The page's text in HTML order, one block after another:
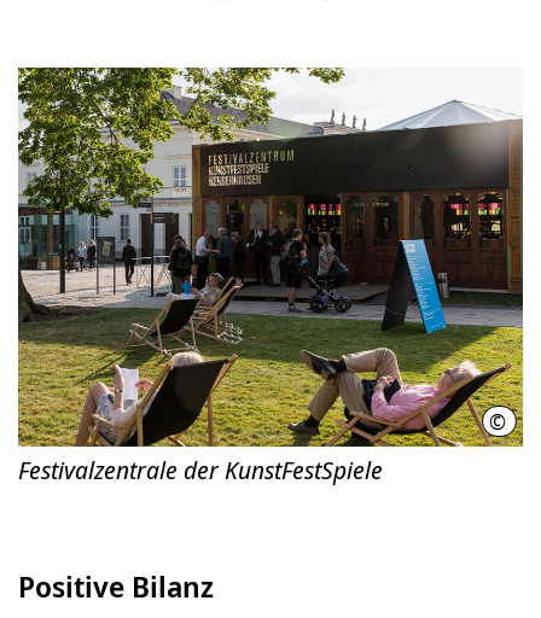
©
Festivalzentrale der KunstFestSpiele
Positive Bilanz